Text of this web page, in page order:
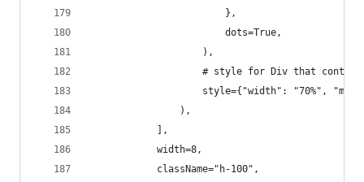
                        },
                        dots=True,
                    ),
# style for Div that
style={"width": "70%",
                ),
            ],
            width=8,
            className="h-100",